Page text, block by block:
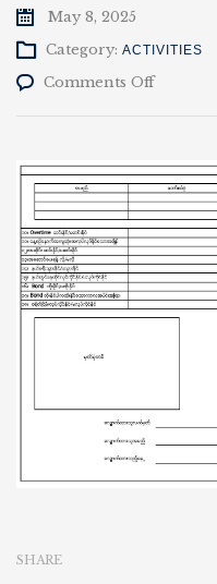
May 8, 2025
Category: ACTIVITIES
Comments Offon
ဆည်)
HR
ဌာန
နှင့်
ချိတ်ဆ
လျှောက်ထ
နိုင်
ပါသည်။
SHARE